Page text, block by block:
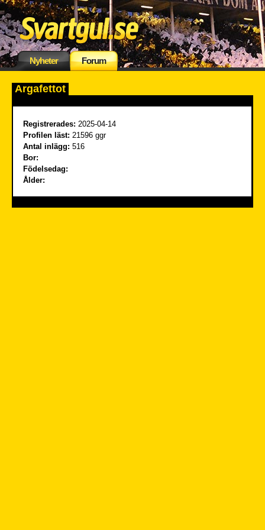
Nyheter Forum
Argafettot
Registrerades: 2025-04-14
Profilen läst: 21596 ggr
Antal inlägg: 516
Bor:
Födelsedag:
Ålder: